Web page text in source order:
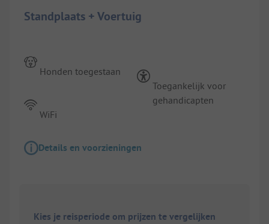
Standplaats + Voertuig
Honden toegestaan
WiFi
Toegankelijk voor
gehandicapten
Details en voorzieningen
Kies je reisperiode om prijzen te vergelijken